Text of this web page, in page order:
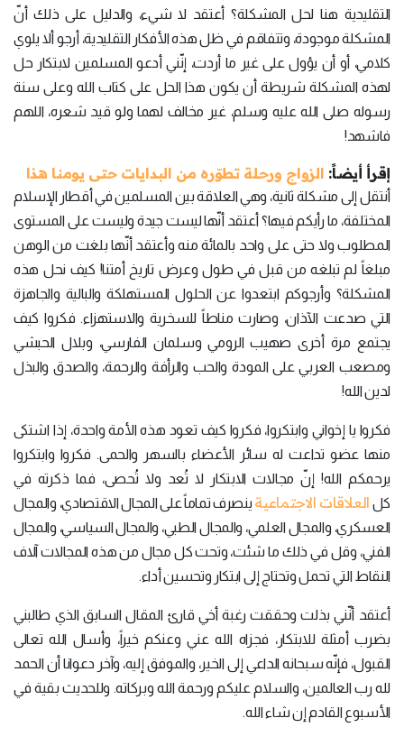
التقليدية هنا لحل المشكلة؟ أعتقد لا شيء، والدليل على ذلك أنّ
المشكلة موجودة، وتتفاقم في ظل هذه الأفكار التقليدية، أرجو ألا يلوي
كلامي، أو أن يؤول على غير ما أردت، إنّني أدعو المسلمين لابتكار حل
لهذه المشكلة شريطة أن يكون هذا الحل على كتاب الله وعلى سنة
رسوله صلى الله عليه وسلم، غير مخالف لهما ولو قيد شعره، اللهم
فاشهد!
إقرأ أيضاً: الزواج ورحلة تطوّره من البدايات حتى يومنا هذا
أنتقل إلى مشكلة ثانية، وهي العلاقة بين المسلمين في أقطار الإسلام
المختلفة، ما رأيكم فيها؟ أعتقد أنّها ليست جيدة وليست على المستوى
المطلوب ولا حتى على واحد بالمائة منه وأعتقد أنّها بلغت من الوهن
مبلغاً لم تبلغه من قبل في طول وعرض تاريخ أمتنا! كيف نحل هذه
المشكلة؟ وأرجوكم ابتعدوا عن الحلول المستهلكة والبالية والجاهزة
التي صدعت الآذان، وصارت مناطاً للسخرية والاستهزاء. فكروا كيف
يجتمع مرة أخرى صهيب الرومي وسلمان الفارسي، وبلال الحبشي
ومصعب العربي على المودة والحب والرأفة والرحمة، والصدق والبذل
لدين الله!
فكروا يا إخواني وابتكروا، فكروا كيف تعود هذه الأمة واحدة، إذا اشتكى
منها عضو تداعت له سائر الأعضاء بالسهر والحمى. فكروا وابتكروا
يرحمكم الله! إنّ مجالات الابتكار لا تُعد ولا تُحصى، فما ذكرته في
كل العلاقات الاجتماعية ينصرف تماماً على المجال الاقتصادي، والمجال
العسكري، والمجال العلمي، والمجال الطبي، والمجال السياسي، والمجال
الفني، وقل في ذلك ما شئت، وتحت كل مجال من هذه المجالات آلاف
النقاط التي تحمل وتحتاج إلى ابتكار وتحسين أداء.
أعتقد أنّني بذلت وحققت رغبة أخي قارئ المقال السابق الذي طالبني
بضرب أمثلة للابتكار، فجزاه الله عني وعنكم خيراً، وأسال الله تعالى
القبول، فإنّه سبحانه الداعي إلى الخير، والموفق إليه، وآخر دعوانا أن الحمد
لله رب العالمين، والسلام عليكم ورحمة الله وبركاته. وللحديث بقية في
الأسبوع القادم إن شاء الله.